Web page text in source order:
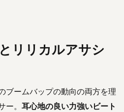
リリカルアサシ
ブームバップの動向の両方を理
。 耳心地の良い力強いビート